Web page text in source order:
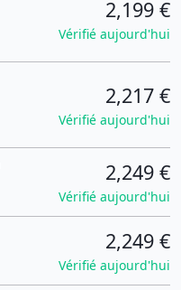
2,199 €
Vérifié aujourd'hui
2,217 €
Vérifié aujourd'hui
2,249 €
Vérifié aujourd'hui
2,249 €
Vérifié aujourd'hui